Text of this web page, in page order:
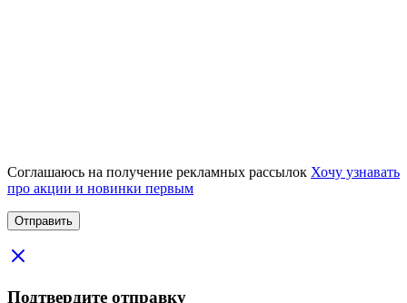
Соглашаюсь на получение рекламных рассылок Хочу узнавать
про акции и новинки первым
Подтвердите отправку